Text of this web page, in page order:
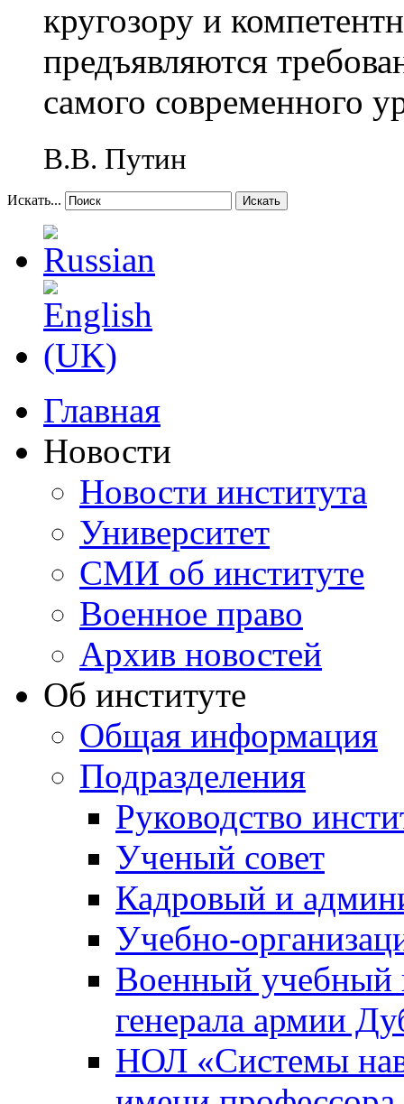
кругозору и
предъявляются
самого современного
В.В. Путин
Искать... Искать
Главная
Новости
Новости института
Университет
СМИ об институте
Военное право
Архив новостей
Об институте
Общая информация
Подразделения
Руководство
Ученый совет
Кадровый и
Учебно-
Военный учебный
генерала армии
НОЛ «Системы